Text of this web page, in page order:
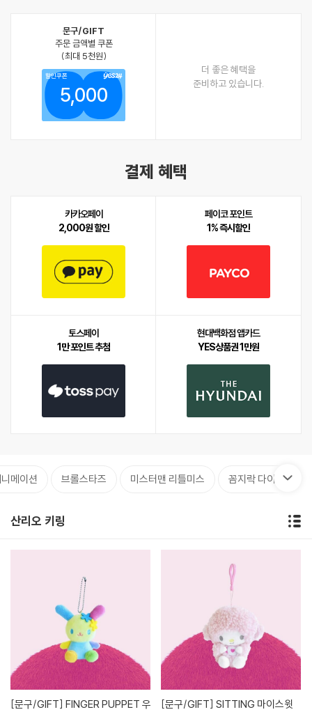
문구/GIFT
주문 금액별 쿠폰
(최대 5천원)
할인쿠폰
5,000
더 좋은 혜택을
준비하고 있습니다.
결제 혜택
카카오페이
2,000원 할인
페이코 포인트
1% 즉시할인
토스페이
1만 포인트 추첨
현대백화점 앱카드
YES상품권 1만원
메이션 브롤스타즈 미스터맨 리틀미스 꼼지락 다이노
산리오 키링
[문구/GIFT] [문구/GIFT]